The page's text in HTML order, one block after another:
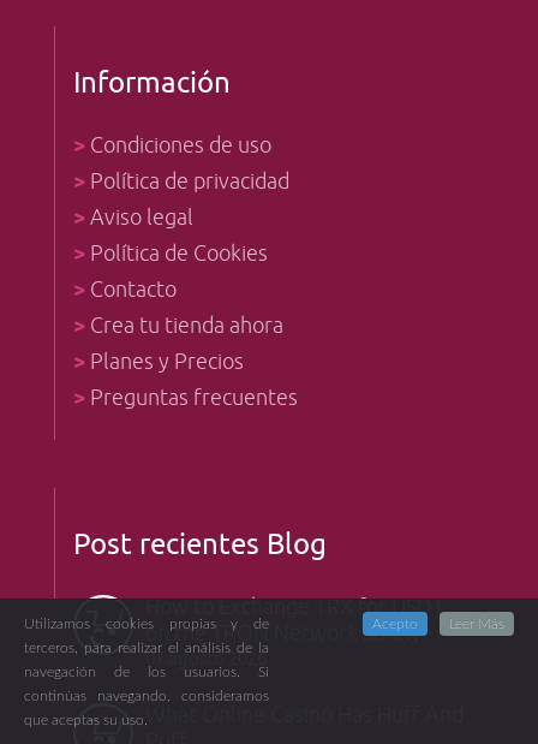
Información
> Condiciones de uso
> Política de privacidad
>Aviso legal
> Política de Cookies
> Contacto
> Crea tu tienda ahora
> Planes y Precios
> Preguntas frecuentes
Post recientes Blog
How to Exchange TRX for USDT
on the TRON Network Safely
07 agosto 2026
Utilizamos cookies propias y de
terceros, para realizar el análisis de la
navegación de los usuarios. Si
continúas navegando, consideramos
que aceptas su uso.
Acepto Leer Más